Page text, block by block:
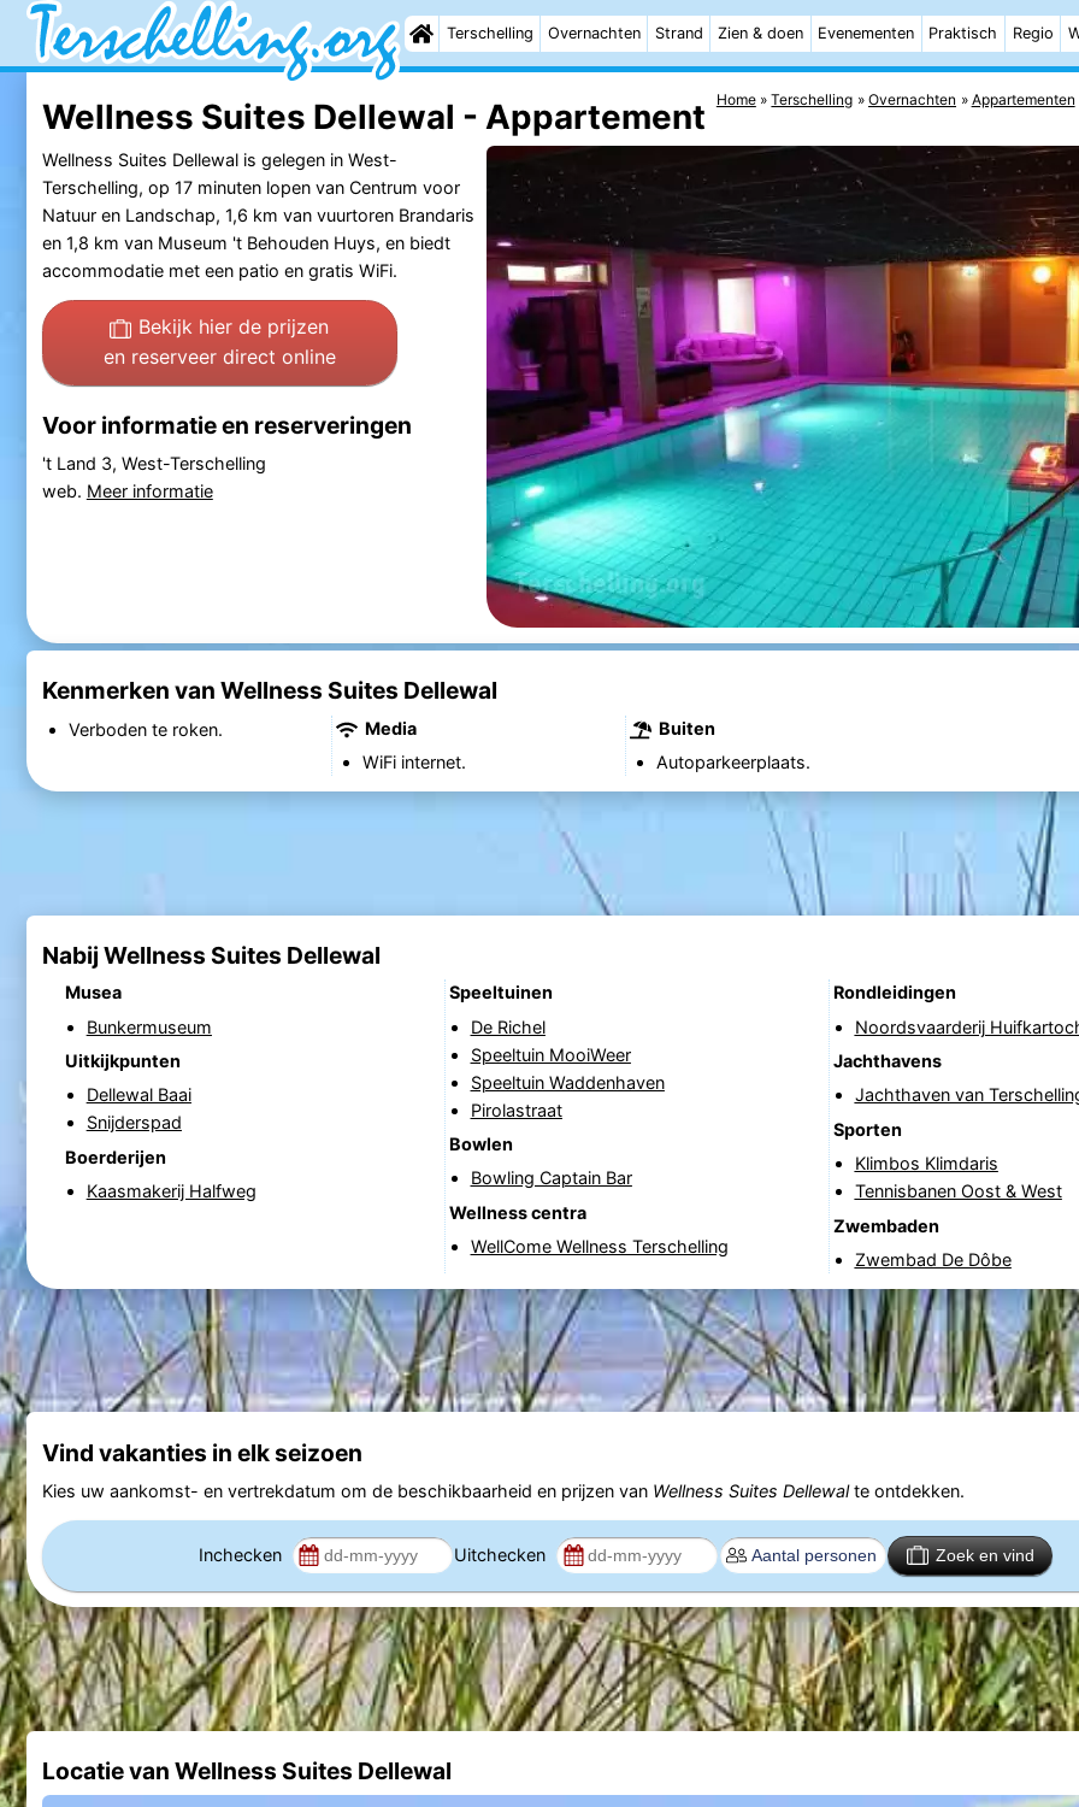
Terschelling Overnachten Strand Zien & doen Evenementen Praktisch Regio
Home Terschelling Overnachten Appartementen
Wellness Suites Dellewal - Appartement
Wellness Suites Dellewal is gelegen in West-
Terschelling, op 17 minuten lopen van Centrum voor
Natuur en Landschap, 1,6 km van vuurtoren Brandaris
en 1,8 km van Museum 't Behouden Huys, en biedt
accommodatie met een patio en gratis WiFi.
Bekijk hier de prijzen
en reserveer direct online
Voor informatie en reserveringen
't Land 3, West-Terschelling
web. Meer informatie
Kenmerken van Wellness Suites Dellewal
Verboden te roken.
Media
WiFi internet.
Buiten
Autoparkeerplaats.
Nabij Wellness Suites Dellewal
Musea
Bunkermuseum
Uitkijkpunten
Dellewal Baai
Snijderspad
Boerderijen
Kaasmakerij Halfweg
Speeltuinen
De Richel
Speeltuin MooiWeer
Speeltuin Waddenhaven
Pirolastraat
Bowlen
Bowling Captain Bar
Wellness centra
WellCome Wellness Terschelling
Rondleidingen
Noordsvaarderij
Jachthavens
Jachthaven van
Sporten
Klimbos Klimdaris
Tennisbanen Oost & West
Zwembaden
Zwembad De Dôbe
Vind vakanties in elk seizoen
Kies uw aankomst- en vertrekdatum om de beschikbaarheid en prijzen van Wellness Suites Dellewalte ontdekken.
Inchecken Uitchecken Zoek en vind
Locatie van Wellness Suites Dellewal